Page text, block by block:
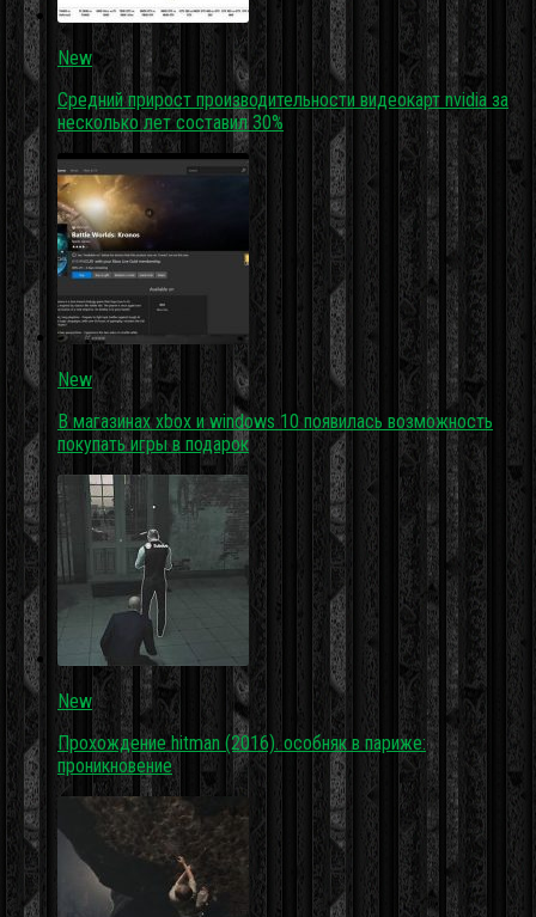
New
Средний прирост производительности видеокарт nvidia за
несколько лет составил 30%
New
В магазинах xbox и windows 10 появилась возможность
покупать игры в подарок
New
Прохождение hitman (2016). особняк в париже:
проникновение